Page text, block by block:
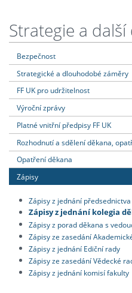
Strategie a
Bezpečnost
Strategické a dlouhodobé záměry
FF UK pro udržitelnost
Výroční zprávy
Platné vnitřní předpisy FF UK
Rozhodnutí a sdělení děkana,
Opatření děkana
Zápisy
Zápisy z jednání
Zápisy z jednání kolegia
Zápisy z porad děkana s
Zápisy ze zasedání
Zápisy z jednání Ediční rady
Zápisy ze zasedání Vědecké
Zápisy z jednání komisí fakulty